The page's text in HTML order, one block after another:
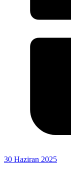
30 Haziran 2025